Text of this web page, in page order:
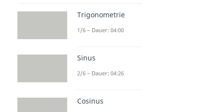
Trigonometrie
1/6 – Dauer: 04:00
Sinus
2/6 – Dauer: 04:26
Cosinus